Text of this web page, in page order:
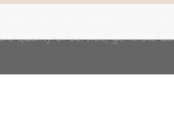
Your IP address and user-
quality of service, generate